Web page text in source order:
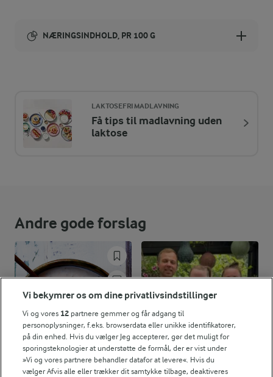
NÆRINGSINDHOLD, PR 100 G
Energifordeling
Fedt:
4,6 g
Kulhydrat:
3,5 g
LAKTOSEFRI MADLAVNING
Få tips til madlavning uden
laktose
Andre gode forslag
Vi bekymrer os om dine privatlivsindstillinger
Vi og vores 12 partnere gemmer og får adgang til
personoplysninger, f.eks. browserdata eller unikke identifikatorer,
på din enhed. Hvis du vælger Jeg accepterer, gør det muligt for
sporingsteknologier at understøtte de formål, der er vist under
»Vi og vores partnere behandler datafor at levere«. Hvis du
vælger Afvis alle eller trækker dit samtykke tilbage, deaktiveres